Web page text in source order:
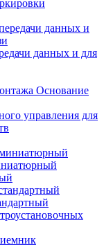
данных и для
Основание
управления для